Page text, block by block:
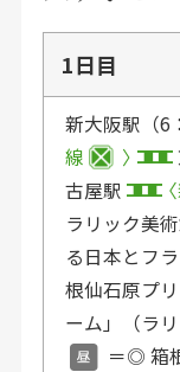
1日目
新大阪駅（6
線
古屋駅
ラリック美
る日本とフ
根仙石原プ
ーム」（ラ
＝◎ 箱